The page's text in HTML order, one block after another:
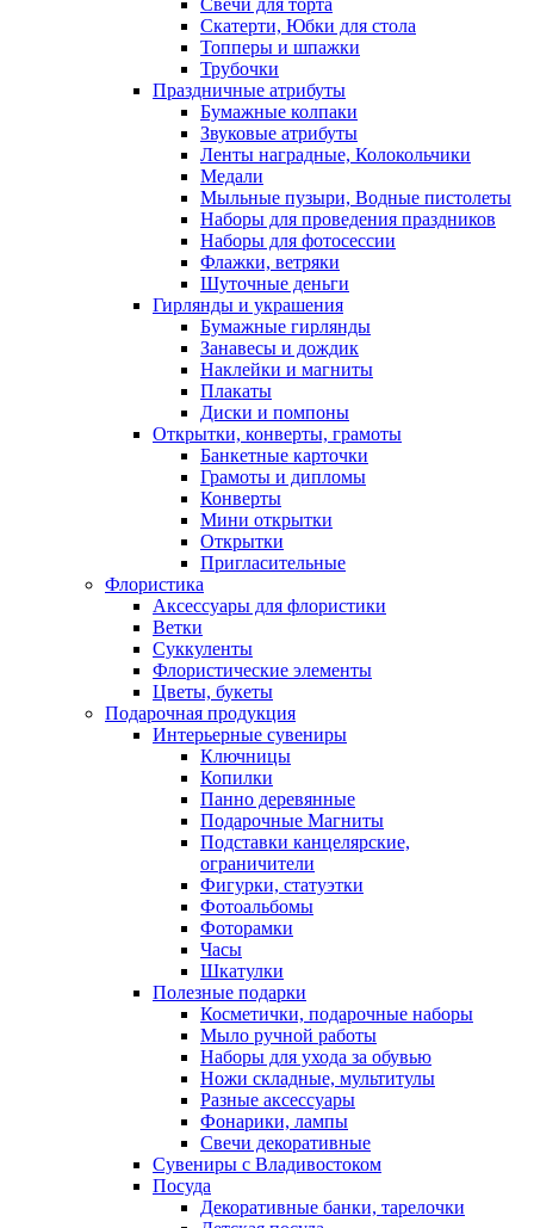
Свечи для торта
Скатерти, Юбки для стола
Топперы и шпажки
Трубочки
Праздничные атрибуты
Бумажные колпаки
Звуковые атрибуты
Ленты наградные, Колокольчики
Медали
Мыльные пузыри, Водные пистолеты
Наборы для проведения праздников
Наборы для фотосессии
Флажки, ветряки
Шуточные деньги
Гирлянды и украшения
Бумажные гирлянды
Занавесы и дождик
Наклейки и магниты
Плакаты
Диски и помпоны
Открытки, конверты, грамоты
Банкетные карточки
Грамоты и дипломы
Конверты
Мини открытки
Открытки
Пригласительные
Флористика
Аксессуары для флористики
Ветки
Суккуленты
Флористические элементы
Цветы, букеты
Подарочная продукция
Интерьерные сувениры
Ключницы
Копилки
Панно деревянные
Подарочные Магниты
Подставки канцелярские,
ограничители
Фигурки, статуэтки
Фотоальбомы
Фоторамки
Часы
Шкатулки
Полезные подарки
Косметички, подарочные наборы
Мыло ручной работы
Наборы для ухода за обувью
Ножи складные, мультитулы
Разные аксессуары
Фонарики, лампы
Свечи декоративные
Сувениры с Владивостоком
Посуда
Декоративные банки, тарелочки